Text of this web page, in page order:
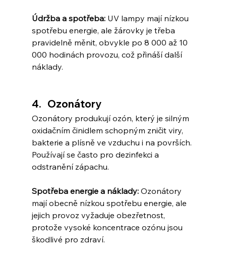
Údržba a spotřeba: UV lampy mají nízkou
spotřebu energie, ale žárovky je třeba
pravidelně měnit, obvykle po 8 000 až 10
000 hodinách provozu, což přináší další
náklady.
4.   Ozonátory
Ozonátory produkují ozón, který je silným
oxidačním činidlem schopným zničit viry,
bakterie a plísně ve vzduchu i na površích.
Používají se často pro dezinfekci a
odstranění zápachu.
Spotřeba energie a náklady: Ozonátory
mají obecně nízkou spotřebu energie, ale
jejich provoz vyžaduje obezřetnost,
protože vysoké koncentrace ozónu jsou
škodlivé pro zdraví.